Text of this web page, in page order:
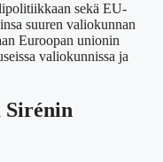
sekä EU-
suuren valiokunnan
Euroopan unionin
valiokunnissa ja
Sirénin